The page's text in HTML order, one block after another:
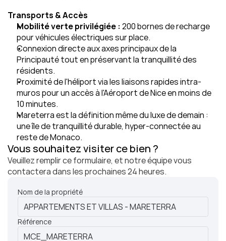
Transports & Accès
Mobilité verte privilégiée : 200 bornes de recharge
pour véhicules électriques sur place.
Connexion directe aux axes principaux de la
Principauté tout en préservant la tranquillité des
résidents.
Proximité de l'héliport via les liaisons rapides intra-
muros pour un accès à l'Aéroport de Nice en moins de
10 minutes.
Mareterra est la définition même du luxe de demain :
une île de tranquillité durable, hyper-connectée au
reste de Monaco.
Vous souhaitez visiter ce bien ?
Veuillez remplir ce formulaire, et notre équipe vous
contactera dans les prochaines 24 heures.
Nom de la propriété
Référence